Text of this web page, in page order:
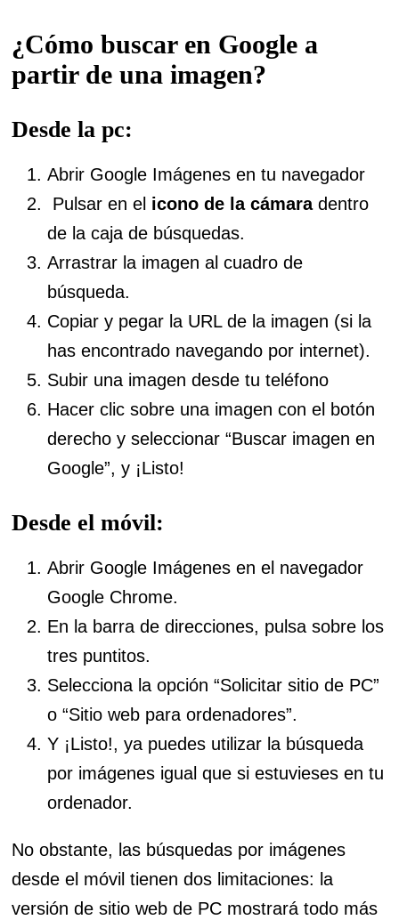
¿Cómo buscar en Google a
partir de una imagen?
Desde la pc:
Abrir Google Imágenes en tu navegador
Pulsar en el icono de la cámaradentro
de la caja de búsquedas.
Arrastrar la imagen al cuadro de
búsqueda.
Copiar y pegar la URL de la imagen (si la
has encontrado navegando por internet).
Subir una imagen desde tu teléfono
Hacer clic sobre una imagen con el botón
derecho y seleccionar “Buscar imagen en
Google”, y ¡Listo!
Desde el móvil:
Abrir Google Imágenes en el navegador
Google Chrome.
En la barra de direcciones, pulsa sobre los
tres puntitos.
Selecciona la opción “Solicitar sitio de PC”
o “Sitio web para ordenadores”.
Y ¡Listo!, ya puedes utilizar la búsqueda
por imágenes igual que si estuvieses en tu
ordenador.
No obstante, las búsquedas por imágenes
desde el móvil tienen dos limitaciones: la
versión de sitio web de PC mostrará todo más